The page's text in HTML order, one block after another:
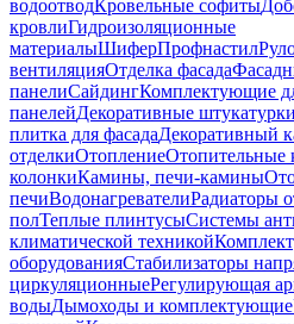
водоотводКровельные софиты
кровлиГидроизоляционные
материалыШиферПрофнастил
вентиляцияОтделка фасада
панелиСайдингКомплектующие
панелейДекоративные
плитка для фасадаДекоративный
отделкиОтоплениеОтопительные
колонкиКамины, печи-камины
печиВодонагревателиРадиаторы
полТеплые плинтусыСистемы
климатической техникой
оборудованияСтабилизаторы
циркуляционныеРегулирующая
водыДымоходы и комплектующие